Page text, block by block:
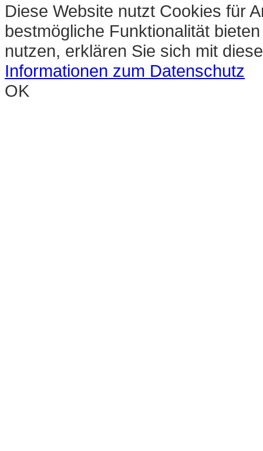
Diese Website nutzt Cookies für
bestmögliche Funktionalität
nutzen, erklären Sie sich mit
Informationen zum Datenschutz
OK